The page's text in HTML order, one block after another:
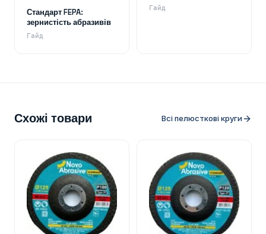
Стандарт FEPA:
зернистість абразивів
Гайд
Гайд
Схожі товари Всі пелюсткові круги